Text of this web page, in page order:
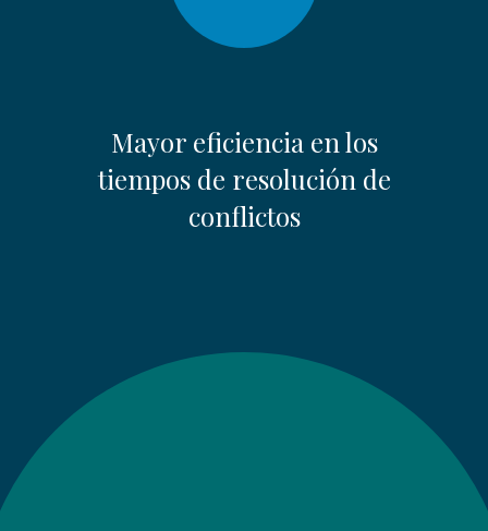
Mayor eficiencia en los
tiempos de resolución de
conflictos